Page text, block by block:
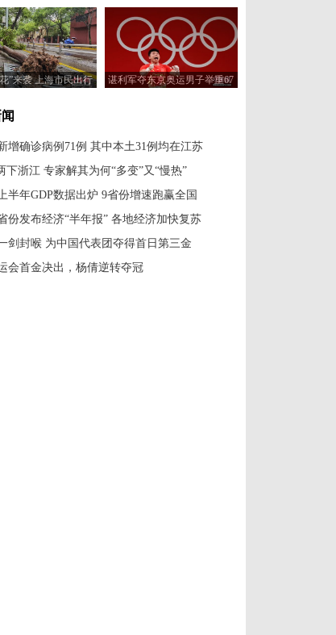
测点发放“小红心”
”来袭 上海市民出行
谌利军夺东京奥运男子举重67
增确诊病例71例 其中本土31例均在江苏
下浙江 专家解其为何“多变”又“慢热”
半年GDP数据出炉 9省份增速跑赢全国
份发布经济“半年报” 各地经济加快复苏
剑封喉 为中国代表团夺得首日第三金
会首金决出，杨倩逆转夺冠